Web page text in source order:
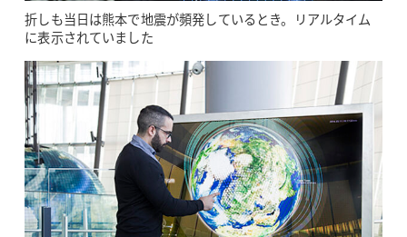
折しも当日は熊本で地震が頻発しているとき。リアルタイム
に表示されていました